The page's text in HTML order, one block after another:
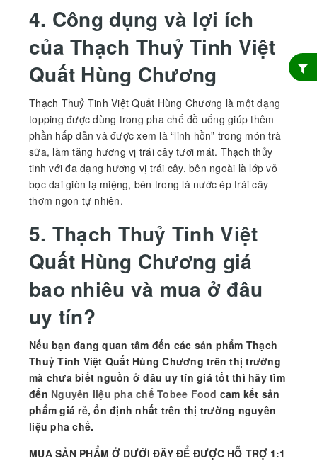
4. Công dụng và lợi ích
củaThạch Thuỷ Tinh Việt
Quất Hùng Chương
Thạch Thuỷ Tinh Việt Quất Hùng Chương là một dạng
topping được dùng trong pha chế đồ uống giúp thêm
phần hấp dẫn và được xem là “linh hồn” trong món trà
sữa, làm tăng hương vị trái cây tươi mát. Thạch thủy
tinh với đa dạng hương vị trái cây, bên ngoài là lớp vỏ
bọc dai giòn lạ miệng, bên trong là nước ép trái cây
thơm ngon tự nhiên.
5. Thạch Thuỷ Tinh Việt
Quất Hùng Chương giá
bao nhiêu và mua ở đâu
uy tín?
Nếu bạn đang quan tâm đến các sản phẩm Thạch
Thuỷ Tinh Việt Quất Hùng Chương trên thị trường
mà chưa biết nguồn ở đâu uy tín giá tốt thì hãy tìm
đến Nguyên liệu pha chế Tobee Food cam kết sản
phẩm giá rẻ, ổn định nhất trên thị trường nguyên
liệu pha chế.
MUA SẢN PHẨM Ở DƯỚI ĐÂY ĐỂ ĐƯỢC HỖ TRỢ 1:1